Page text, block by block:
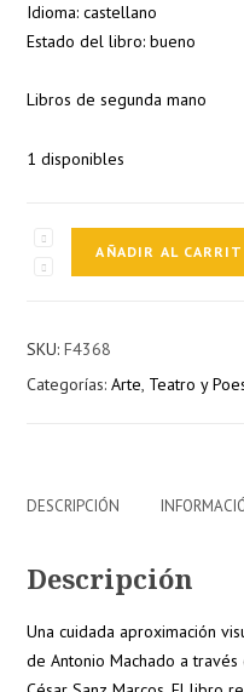
Idioma: castellano
Estado del libro: bueno
Libros de segunda mano
1 disponibles
Campos
de
otros
universos
AÑADIR AL
SKU:F4368
Categorías:Arte, Teatro y
DESCRIPCIÓN
Descripción
Una cuidada aproximación
de Antonio Machado a